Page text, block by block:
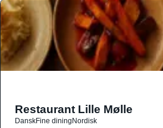
Restaurant Lille Mølle
DanskFine diningNordisk